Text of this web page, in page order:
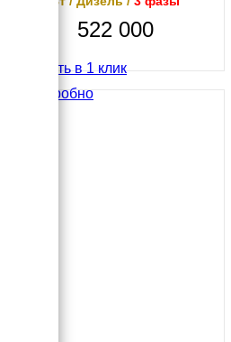
522 000
Купить в 1 клик
Подробно